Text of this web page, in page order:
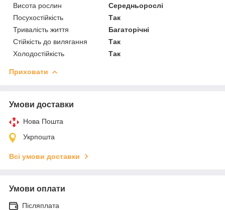
Висота рослин
Середньорослі
Посухостійкість
Так
Тривалість життя
Багаторічні
Стійкість до вилягання
Так
Холодостійкість
Так
Приховати
Умови доставки
Нова Пошта
Укрпошта
Всі умови доставки
Умови оплати
Післяплата